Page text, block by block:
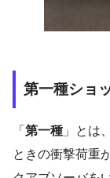
第一種ショ
「 第一種 」とは
ときの衝撃荷重